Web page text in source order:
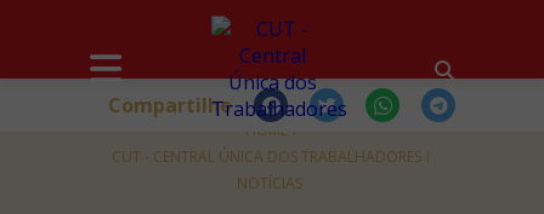
HOME
CUT - CENTRAL ÚNICA DOS TRABALHADORES
NOTÍCIAS
Compartilhe